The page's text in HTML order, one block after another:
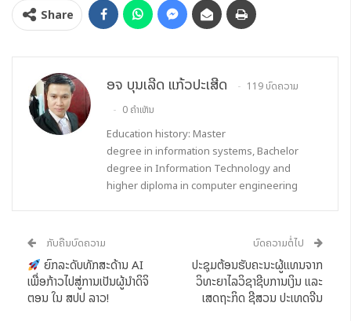
ກອງປະຊຸມໃນຄັ້ງນີ້ ແມ່ນໄດ້ດຳເນີນການກວດກາ ແລະ ປະເມີນຜົນງານ
ວິຊາການ ຂອງຜູ້ທີ່ສົ່ງແບບຟອມຂໍຮັບການປະເມີນທັງໝົດ ຈຳນວນ 15
ຊຸດ; ໃນນີ້, ມີຜູ້ສະເໜີຂໍຕຳແໜ່ງຂັ້ນອາຈານ ຈຳນວນ 2 ຊຸດ ແລະ ຂັ້ນ
ຜູ້ຊ່ວຍອາຈານ ຈຳນວນ 13 ຊຸດ. ການປະເມີນດັ່ງກ່າວ ແມ່ນໄດ້ອີງໃສ່ຜົນ
ງານທາງດ້ານວິຊາການຂອງຜູ້ສະເໜີເປັນຫຼັກ ໂດຍພິຈາລະນາພາຍໃຕ້
ກອງປະຊຸມຄັ້ງນີ້ບໍ່ພຽງແຕ່ເປັນການຢັ້ງຢືນເຖິງຄວາມຮູ້ຄວາມສາມາດຂອງ
ຄູ-ອາຈານເທົ່ານັ້ນ, ແຕ່ຍັງເປັນຂີດໝາຍສຳຄັນໃນການຮອງຮັບບົດບາດອັນ
ຍິ່ງໃຫຍ່ຂອງບຸກຄະລາກອນຄູ ຜູ້ທີ່ຈະເປັນ “ສະຖາປານິກ” ໃນການສ້າງ
ອານາຄົດຂອງຊາດ. ຍ້ອນວ່າໃນປັດຈຸບັນ, ສປປ ລາວ ກຳລັງເລັ່ງຊຸກຍູ້ການ
Share
ອຈ ບຸນເລີດ ແກ້ວປະເສີດ
119 ບົດຄວາມ
0 ຄຳເຫັນ
Education history: Master
degree in information systems, Bachelor
degree in Information Technology and
higher diploma in computer engineering
ກັບຄືນບົດຄວາມ
ຍົກລະດັບທັກສະດ້ານ AI
ເພື່ອກ້າວໄປສູ່ການເປັນຜູ້ນຳດິຈິ
ຕອນ ໃນ ສປປ ລາວ!
ບົດຄວາມຕໍ່ໄປ
ປະຊຸມຕ້ອນຮັບຄະນະຜູ້ແທນຈາກ
ວິທະຍາໄລວິຊາຊີບການເງິນ ແລະ
ເສດຖະກິດ ຊີສວນ ປະເທດຈີນ